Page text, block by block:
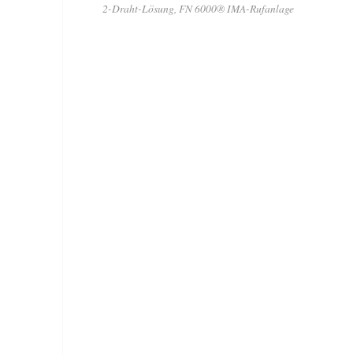
2-Draht-Lösung, FN 6000® IMA-Rufanlage